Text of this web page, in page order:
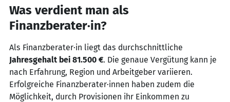
Was verdient man als
Finanzberater·in?
Als Finanzberater·in liegt das durchschnittliche
Jahresgehalt bei 81.500 €. Die genaue Vergütung kann je
nach Erfahrung, Region und Arbeitgeber variieren.
Erfolgreiche Finanzberater·innen haben zudem die
Möglichkeit, durch Provisionen ihr Einkommen zu